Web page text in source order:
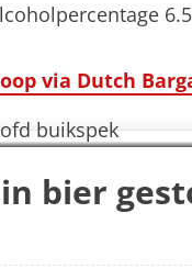
via Dutch
in bier